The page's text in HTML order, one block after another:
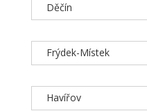
Děčín
Frýdek-Místek
Havířov